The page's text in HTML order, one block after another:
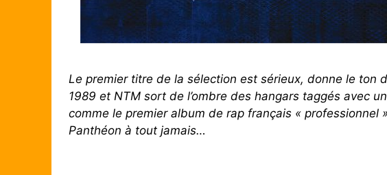
Le premier titre de la sélection est sérieux, donne le ton
1989 et NTM sort de l’ombre des hangars taggés avec
comme le premier album de rap français « professionnel
Panthéon à tout jamais…